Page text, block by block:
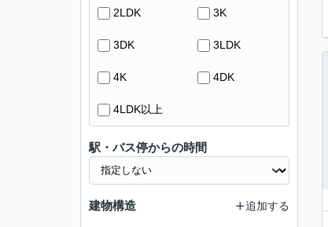
2LDK 3K
3DK 3LDK
4K 4DK
4LDK以上
駅・バス停からの時間
建物構造 追加する